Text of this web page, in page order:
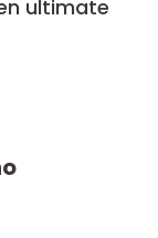
ultimate